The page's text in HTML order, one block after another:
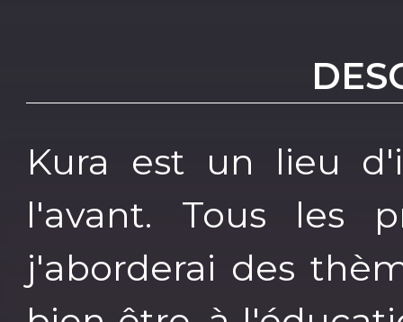
Kura est un lieu
l'avant. Tous les
j'aborderai des